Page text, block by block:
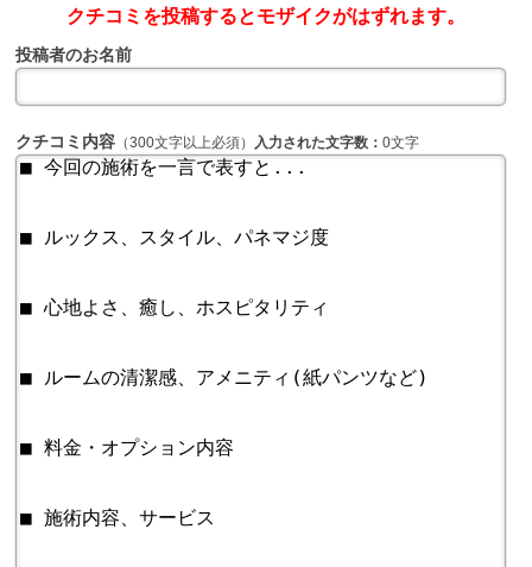
クチコミを投稿するとモザイクがはずれます。
投稿者のお名前
クチコミ内容 （300文字以上必須） 入力された文字数：0文字